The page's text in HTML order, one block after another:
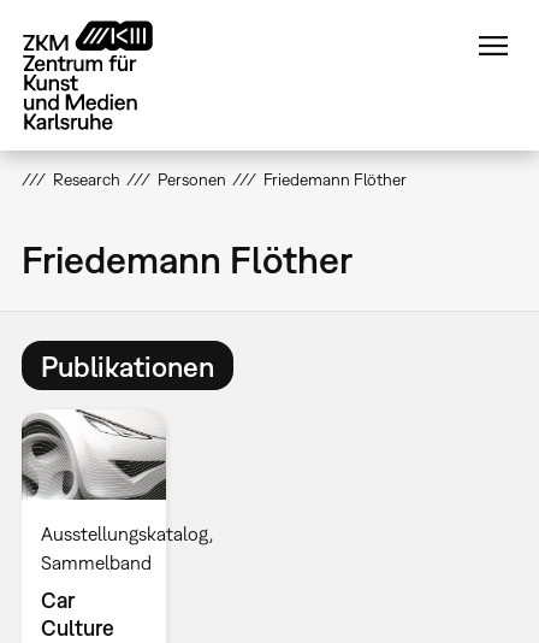
zum
Inhalt
Research Personen Friedemann Flöther
Friedemann Flöther
Publikationen
Ausstellungskatalog
Sammelband
Car
Culture